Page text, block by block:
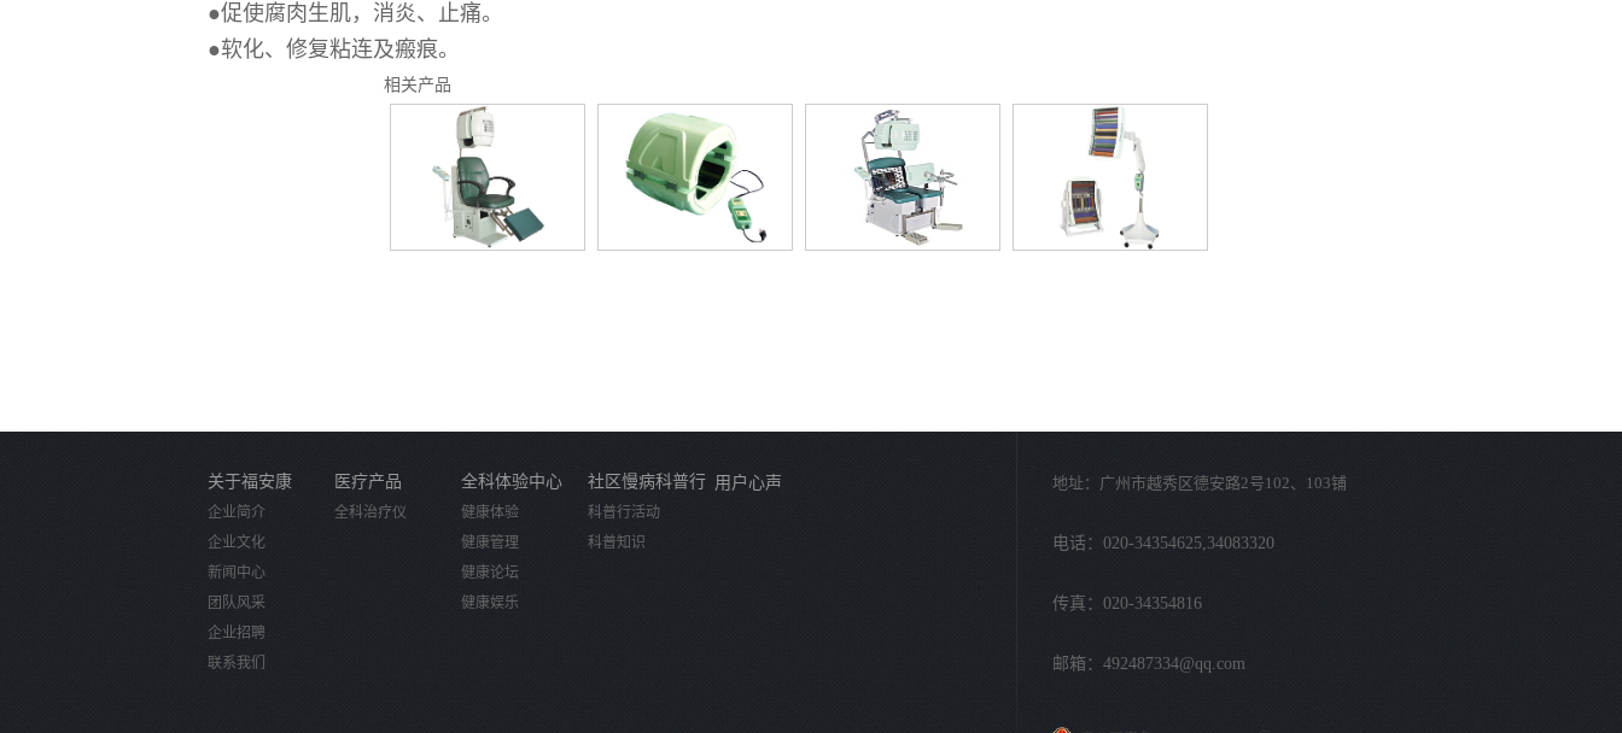
●促使腐肉生肌，消炎、止痛。
●软化、修复粘连及瘢痕。
相关产品
关于福安康
企业简介
企业文化
新闻中心
团队风采
企业招聘
联系我们
医疗产品
全科治疗仪
全科体验中心
健康体验
健康管理
健康论坛
健康娱乐
社区慢病科普行
科普行活动
科普知识
用户心声 地址：广州市越秀区德安路2号102、103铺
电话：020-34354625,34083320
传真：020-34354816
邮箱：492487334@qq.com